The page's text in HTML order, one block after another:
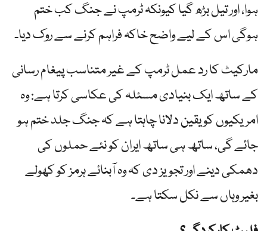
ہوا، اور تیل بڑھ گیا کیونکہ ٹرمپ نے جنگ کب ختم
ہوگی اس کے لیے واضح خاکہ فراہم کرنے سے روک دیا۔
مارکیٹ کا رد عمل ٹرمپ کے غیر متناسب پیغام رسانی
کے ساتھ ایک بنیادی مسئلہ کی عکاسی کرتا ہے: وہ
امریکیوں کو یقین دلانا چاہتا ہے کہ جنگ جلد ختم ہو
جائے گی، ساتھ ہی ساتھ ایران کو نئے حملوں کی
دھمکی دینے اور تجویز دی کہ وہ آبنائے ہرمز کو کھولے
بغیر وہاں سے نکل سکتا ہے۔